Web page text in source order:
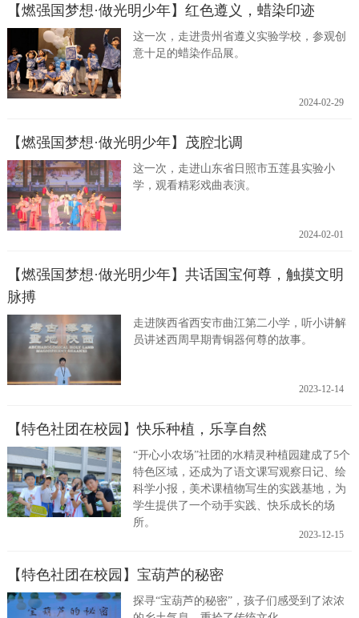
【燃强国梦想·做光明少年】红色遵义，蜡染印迹
这一次，走进贵州省遵义实验学校，参观创
意十足的蜡染作品展。
2024-02-29
【燃强国梦想·做光明少年】茂腔北调
这一次，走进山东省日照市五莲县实验小
学，观看精彩戏曲表演。
2024-02-01
【燃强国梦想·做光明少年】共话国宝何尊，触摸文明
脉搏
走进陕西省西安市曲江第二小学，听小讲解
员讲述西周早期青铜器何尊的故事。
2023-12-14
【特色社团在校园】快乐种植，乐享自然
“开心小农场”社团的水精灵种植园建成了5个
特色区域，还成为了语文课写观察日记、绘
科学小报，美术课植物写生的实践基地，为
学生提供了一个动手实践、快乐成长的场
所。
2023-12-15
【特色社团在校园】宝葫芦的秘密
探寻“宝葫芦的秘密”，孩子们感受到了浓浓